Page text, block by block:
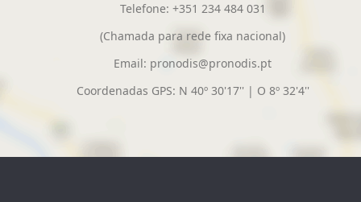
Telefone: +351 234 484 031
(Chamada para rede fixa nacional)
Email: pronodis@pronodis.pt
Coordenadas GPS: N 40º 30'17'' | O 8º 32'4''